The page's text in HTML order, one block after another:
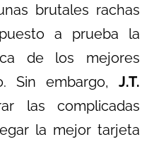
brutales rachas
a prueba la
de los mejores
Sin embargo, J.T.
las complicadas
la mejor tarjeta